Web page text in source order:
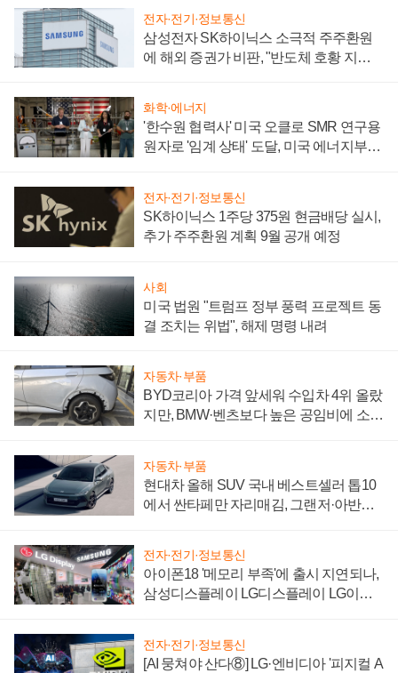
전자·전기·정보통신
삼성전자 SK하이닉스 소극적 주주환원
에 해외 증권가 비판, "반도체 호황 지속
화학·에너지
'한수원 협력사' 미국 오클로 SMR 연구용
원자로 '임계 상태' 도달, 미국 에너지부
전자·전기·정보통신
SK하이닉스 1주당 375원 현금배당 실시,
추가 주주환원 계획 9월 공개 예정
사회
미국 법원 "트럼프 정부 풍력 프로젝트 동
결 조치는 위법", 해제 명령 내려
자동차·부품
BYD코리아 가격 앞세워 수입차 4위 올랐
지만, BMW·벤츠보다 높은 공임비에 소비
자동차·부품
현대차 올해 SUV 국내 베스트셀러 톱10
에서 싼타페만 자리매김, 그랜저·아반떼
전자·전기·정보통신
아이폰18 '메모리 부족'에 출시 지연되나,
삼성디스플레이 LG디스플레이 LG이노
전자·전기·정보통신
[AI 뭉쳐야 산다⑧] LG·엔비디아 '피지컬 A